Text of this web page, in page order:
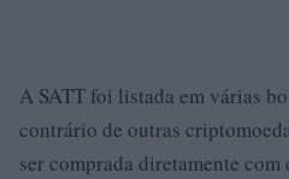
A SATT foi listada em várias
contrário de outras
ser comprada diretamente